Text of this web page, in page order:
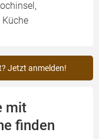
Küche
Jetzt anmelden!
mit
finden